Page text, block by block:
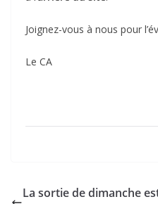
Joignez-vous à nous pour
Le CA
La sortie de dimanche